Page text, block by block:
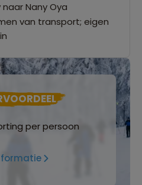
Nany Oya
van transport; eigen
per persoon